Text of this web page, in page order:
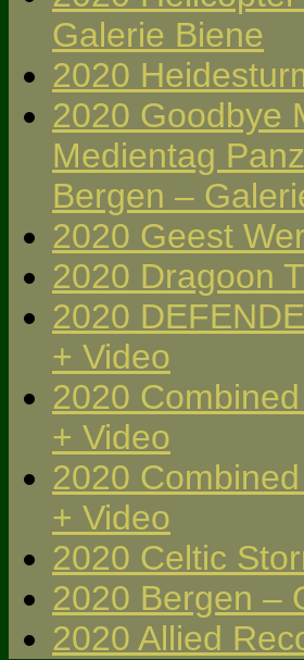
Galerie Biene
2020
2020 Goodbye
Medientag
Bergen –
2020 Geest
2020 Dragoon
2020
+ Video
2020
+ Video
2020
+ Video
2020 Celtic
2020 Bergen –
2020 Allied